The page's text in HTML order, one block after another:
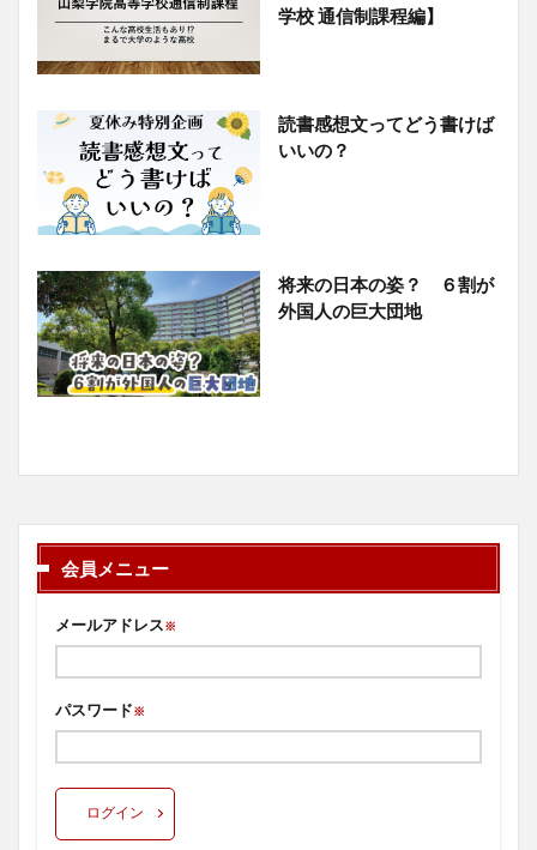
学校 通信制課程編】
読書感想文ってどう書けば
いいの？
将来の日本の姿？ ６割が
外国人の巨大団地
会員メニュー
メールアドレス※
パスワード※
ログイン